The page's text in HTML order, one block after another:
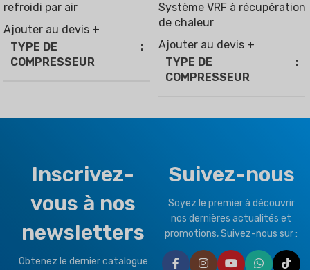
refroidi par air
Ajouter au devis +
TYPE DE
COMPRESSEUR
R410a
TYPE DE CLIMAT
Système VRF à récupération
de chaleur
Ajouter au devis +
TYPE DE
COMPRESSEUR
RÉFRIGÉRANT
TYPE DE CLIMAT
Inscrivez-
vous à nos
newsletters
Obtenez le dernier catalogue
Suivez-nous
Soyez le premier à découvrir
nos dernières actualités et
promotions, Suivez-nous sur :